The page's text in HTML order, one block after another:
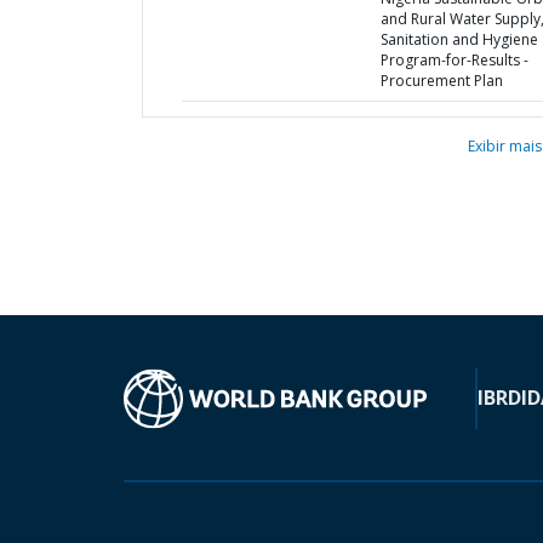
and Rural Water Supply,
Sanitation and Hygiene
Program-for-Results -
Procurement Plan
Exibir mais
IBRD